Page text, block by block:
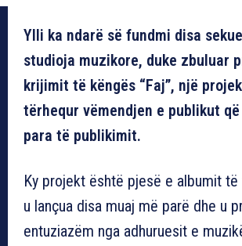
Ylli ka ndarë së fundmi disa
studioja muzikore, duke zbuluar
krijimit të këngës “Faj”, një
tërhequr vëmendjen e publikut
para të publikimit.
Ky projekt është pjesë e albumit të
u lançua disa muaj më parë dhe u
entuziazëm nga adhuruesit e